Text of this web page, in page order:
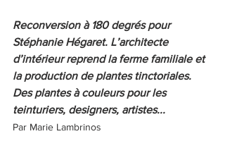
Reconversion à 180 degrés pour
Stéphanie Hégaret. L’architecte
d’intérieur reprend la ferme familiale et
la production de plantes tinctoriales.
Des plantes à couleurs pour les
teinturiers, designers, artistes...
Par Marie Lambrinos